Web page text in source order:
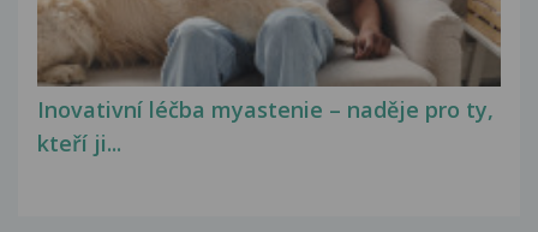
Inovativní léčba myastenie – naděje pro ty,
kteří ji...